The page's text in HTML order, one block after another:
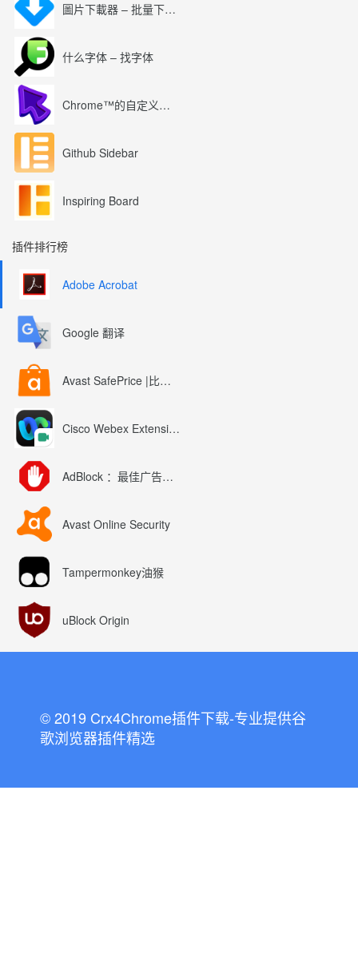
圖片下載器 – 批量下載圖片
什么字体 – 找字体
Chrome™的自定义光标
Github Sidebar
Inspiring Board
插件排行榜
Adobe Acrobat
Google 翻译
Avast SafePrice |比较、交易、优惠券
Cisco Webex Extension
AdBlock ：最佳广告拦截工具
Avast Online Security
Tampermonkey油猴
uBlock Origin
© 2019 Crx4Chrome插件下载-专业提供谷
歌浏览器插件精选